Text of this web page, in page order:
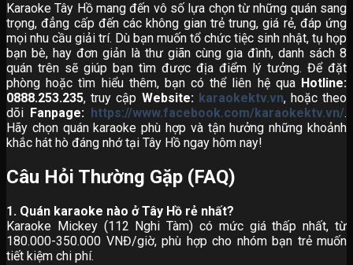
Karaoke Tây Hồ mang đến vô số lựa chọn từ những quán sang
trọng, đẳng cấp đến các không gian trẻ trung, giá rẻ, đáp ứng
mọi nhu cầu giải trí. Dù bạn muốn tổ chức tiệc sinh nhật, tụ họp
bạn bè, hay đơn giản là thư giãn cùng gia đình, danh sách 8
quán trên sẽ giúp bạn tìm được địa điểm lý tưởng. Để đặt
phòng hoặc tìm hiểu thêm, bạn có thể liên hệ qua Hotline:
0888.253.235, truy cập Website: karaokektv.vn, hoặc theo
dõi Fanpage: https://www.facebook.com/karaokektv.vn/.
Hãy chọn quán karaoke phù hợp và tận hưởng những khoảnh
khắc hát hò đáng nhớ tại Tây Hồ ngay hôm nay!
Câu Hỏi Thường Gặp (FAQ)
1. Quán karaoke nào ở Tây Hồ rẻ nhất?
Karaoke Mickey (112 Nghi Tàm) có mức giá thấp nhất, từ
180.000-350.000 VNĐ/giờ, phù hợp cho nhóm bạn trẻ muốn
tiết kiệm chi phí.